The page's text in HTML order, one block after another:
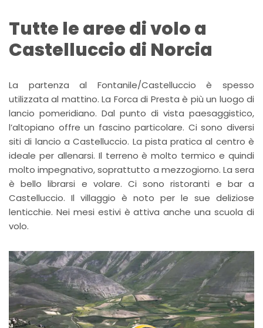
Tutte le aree di volo a
Castelluccio di Norcia
La partenza al Fontanile/Castelluccio è spesso
utilizzata al mattino. La Forca di Presta è più un luogo di
lancio pomeridiano. Dal punto di vista paesaggistico,
l’altopiano offre un fascino particolare. Ci sono diversi
siti di lancio a Castelluccio. La pista pratica al centro è
ideale per allenarsi. Il terreno è molto termico e quindi
molto impegnativo, soprattutto a mezzogiorno. La sera
è bello librarsi e volare. Ci sono ristoranti e bar a
Castelluccio. Il villaggio è noto per le sue deliziose
lenticchie. Nei mesi estivi è attiva anche una scuola di
volo.